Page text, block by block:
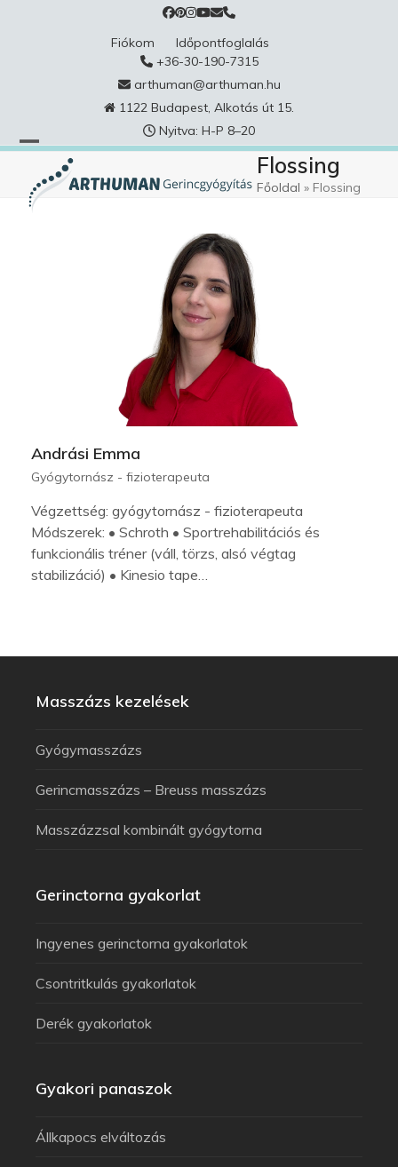
Fiókom
Időpontfoglalás
+36-30-190-7315
arthuman@arthuman.hu
1122 Budapest, Alkotás út 15.
Nyitva: H-P 8–20
Flossing
Főoldal » Flossing
Andrási Emma
Gyógytornász - fizioterapeuta
Végzettség: gyógytornász - fizioterapeuta
Módszerek: • Schroth • Sportrehabilitációs és
funkcionális tréner (váll, törzs, alsó végtag
stabilizáció) • Kinesio tape…
Masszázs kezelések
Gyógymasszázs
Gerincmasszázs – Breuss masszázs
Masszázzsal kombinált gyógytorna
Gerinctorna gyakorlat
Ingyenes gerinctorna gyakorlatok
Csontritkulás gyakorlatok
Derék gyakorlatok
Gyakori panaszok
Állkapocs elváltozás